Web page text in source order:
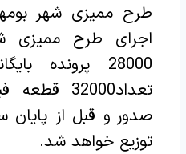
طرح ممیزی شهر
اجرای طرح ممیزی
28000
صدور و قبل از پایان
توزیع خواهد شد.